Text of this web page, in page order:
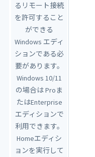
るリモート接続
を許可すること
ができる
Windows エディ
ションである必
要があります。
Windows 10/11
の場合は Proま
たはEnterprise
エディションで
利用できます。
Homeエディシ
ョンを実行して